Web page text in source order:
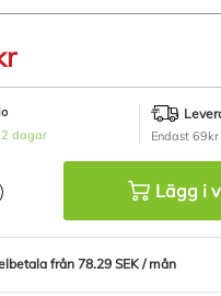
dagar
Endast
Lägg i
från 78.29 SEK / mån